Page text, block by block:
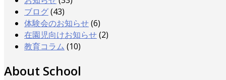
ブログ(43)
体験会のお知らせ(6)
在園児向けお知らせ(2)
教育コラム (10)
About School